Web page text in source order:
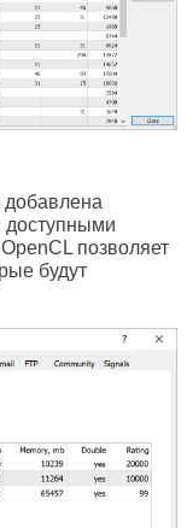
добавлена
доступными
позволяет
будут